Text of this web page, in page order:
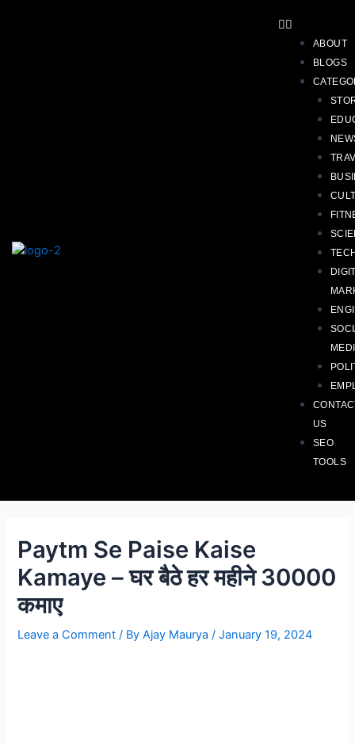
ABOUT
BLOGS
US
SEO
TOOLS
Paytm Se Paise Kaise
Kamaye – घर बैठे हर महीने 30000
कमाए
Leave a Comment / ByAjay Maurya/January 19, 2024